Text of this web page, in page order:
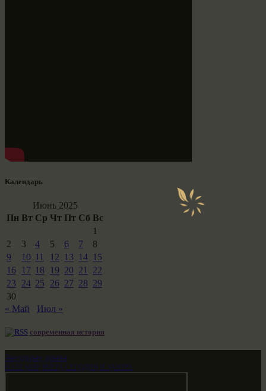
Календарь
Июнь 2025
Пн Вт Ср Чт Пт Сб Вс
1
2
3 4 5 6 7
8
9
10 11 12 13 14 15
16
17 18 19 20 21
22
23
24 25 26 27 28 29
30
« Май
Июл »
современная история
Звездные врата
НАШ МИР ВЧЕРА СЕГОДНЯ И ЗАВТРА